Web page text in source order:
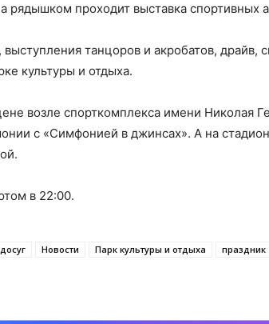
рядышком проходит выставка спортивных
танцоров и акробатов, драйв,
культуры и отдыха.
возле спорткомплекса имени Николая
с «Симфонией в джинсах». А на
в 22:00.
досуг Новости Парк культуры и отдыха праздник